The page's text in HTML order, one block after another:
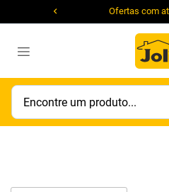
Ofertas com
Encontre um produto...